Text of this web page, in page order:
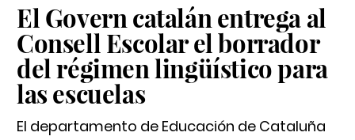
El Govern catalán entrega al
Consell Escolar el borrador
del régimen lingüístico para
las escuelas
El departamento de Educación de Cataluña